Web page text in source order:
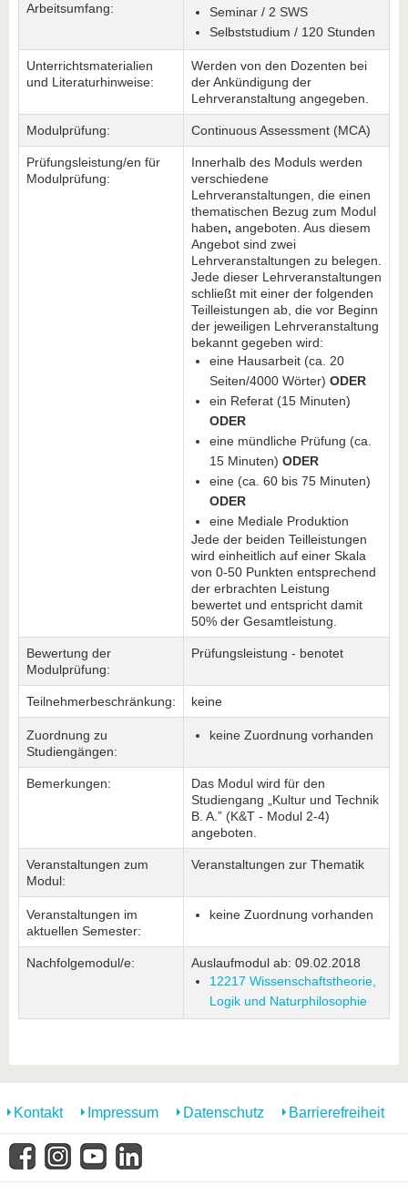
Arbeitsumfang:
Seminar / 2 SWS
Selbststudium / 120 Stunden
Unterrichtsmaterialien
und Literaturhinweise:
Werden von den Dozenten bei
der Ankündigung der
Lehrveranstaltung angegeben.
Modulprüfung: Continuous Assessment (MCA)
Prüfungsleistung/en für
Modulprüfung:
Innerhalb des Moduls werden
verschiedene
Lehrveranstaltungen, die einen
thematischen Bezug zum Modul
haben, angeboten. Aus diesem
Angebot sind zwei
Lehrveranstaltungen zu belegen.
Jede dieser Lehrveranstaltungen
schließt mit einer der folgenden
Teilleistungen ab, die vor Beginn
der jeweiligen Lehrveranstaltung
bekannt gegeben wird:
eine Hausarbeit (ca. 20
Seiten/4000 Wörter) ODER
ein Referat (15 Minuten)
ODER
eine mündliche Prüfung (ca.
15 Minuten) ODER
eine (ca. 60 bis 75 Minuten)
ODER
eine Mediale Produktion
Jede der beiden Teilleistungen
wird einheitlich auf einer Skala
von 0-50 Punkten entsprechend
der erbrachten Leistung
bewertet und entspricht damit
50% der Gesamtleistung.
Bewertung der
Modulprüfung:
Prüfungsleistung - benotet
Teilnehmerbeschränkung: keine
Zuordnung zu
Studiengängen:
keine Zuordnung vorhanden
Bemerkungen:
Das Modul wird für den
Studiengang „Kultur und Technik
B. A.” (K&T - Modul 2-4)
angeboten.
Veranstaltungen zum
Modul:
Veranstaltungen zur Thematik
Veranstaltungen im
aktuellen Semester:
keine Zuordnung vorhanden
Nachfolgemodul/e:
Auslaufmodul ab: 09.02.2018
12217 Wissenschaftstheorie,
Logik und Naturphilosophie
Kontakt Impressum Datenschutz Barrierefreiheit